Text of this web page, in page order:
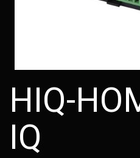
HIQ-
IQ